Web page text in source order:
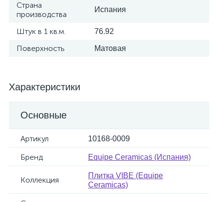
Страна
производства
Испания
Штук в 1 кв.м. 76.92
Поверхность Матовая
Характеристики
Основные
Артикул 10168-0009
Бренд Equipe Ceramicas (Испания)
Коллекция
Плитка VIBE (Equipe
Ceramicas)